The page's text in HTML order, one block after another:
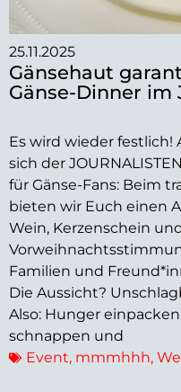
25.11.2025
Gänsehaut
Gänse-Dinner im
Es wird wieder festlich!
sich der
für Gänse-Fans: Beim
bieten wir Euch einen
Wein, Kerzenschein
Familien und
Die Aussicht?
Also: Hunger
schnappen und
Event, mmmhhh,